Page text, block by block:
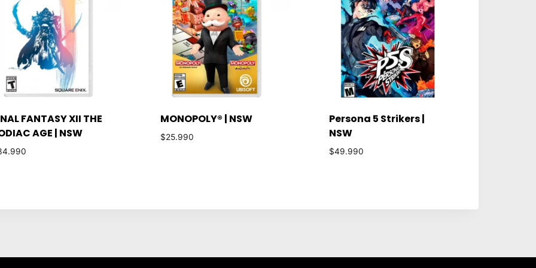
FANTASY XII THE
AGE | NSW
MONOPOLY® | NSW
$25.990
Persona 5 Strikers |
NSW
$49.990